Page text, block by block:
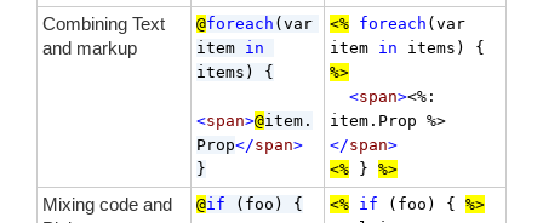
Combining Text
and markup
@foreach (var
item in
items) {
<span>@item.
Prop</span>
}
<% foreach (var
item in
%>
<span><%:
item.Prop %>
</span>
<% } %>
Mixing code and
@if (foo) { <% if (foo) { %>